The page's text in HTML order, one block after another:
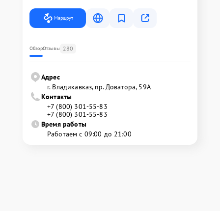
Маршрут
ОбзорОтзывы 280
Адрес
г. Владикавказ, пр. Доватора, 59А
Контакты
+7 (800) 301-55-83
+7 (800) 301-55-83
Время работы
Работаем с 09:00 до 21:00